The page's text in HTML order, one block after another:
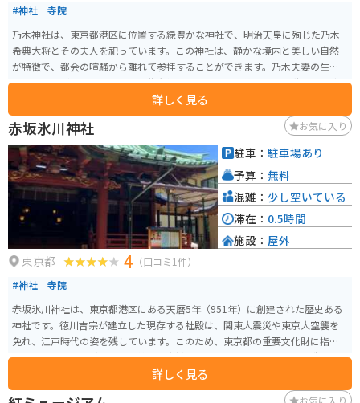
#神社｜寺院
乃木神社は、東京都港区に位置する緑豊かな神社で、明治天皇に殉じた乃木
希典大将とその夫人を祀っています。この神社は、静かな境内と美しい自然
が特徴で、都会の喧騒から離れて参拝することができます。乃木夫妻の生涯
を学ぶことができます。乃木希典大将は、日清・日露戦争での武勲や学習院
長としての教育活動など、多くの事績を残しており、その歴史に触れること
ができます。 また、境内には乃木夫妻の銅像が立ち、夫婦和合の象徴として
も崇敬されています。さらに、乃木神社は結婚式の名所としても知られてお
り、美しい庭園と伝統的な神前式が人気です。また、安産祈願や七五三など
のご祈祷も行われており、多くの家族連れが訪れます。周辺には東京ミッド
タウンや国立新美術館などの観光スポットも多く、乃木神社を訪れた後にこ
れらの施設を楽しむこともできます。
詳しく見る
赤坂氷川神社 お気に入り
東京都 4 （口コミ1件）
#神社｜寺院
赤坂氷川神社は、東京都港区にある天暦5年（951年）に創建された歴史ある
神社です。徳川吉宗が建立した現存する社殿は、関東大震災や東京大空襲を
免れ、江戸時代の姿を残しています。このため、東京都の重要文化財に指定
されています。見どころは、美しい自然に囲まれた境内と歴史的な建造物で
す。特に、江戸時代の風情が感じられる鳥居や狛犬、灯籠などが現存してお
り、都会の中で静寂を感じられる場所となっています。 毎年11月に行われる
詳しく見る
駐車： 駐車場あり
予算： 無料
混雑： 少し空いている
滞在： 0.5時間
施設： 屋外